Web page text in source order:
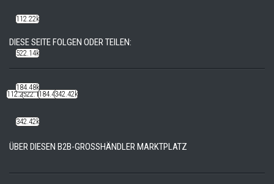
DIESE SEITE FOLGEN ODER TEILEN:
112.22k522.14k184.48k342.42k
ÜBER DIESEN B2B-GROSSHÄNDLER MARKTPLATZ
112.22k
522.14k
184.48k
342.42k